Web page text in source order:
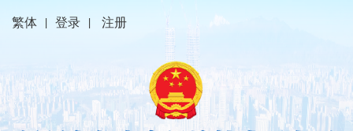
繁体 | 登录 | 注册